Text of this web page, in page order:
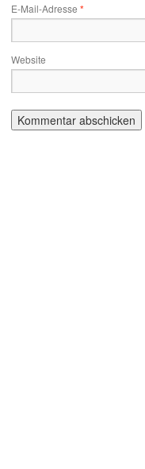
E-Mail-Adresse *
Website